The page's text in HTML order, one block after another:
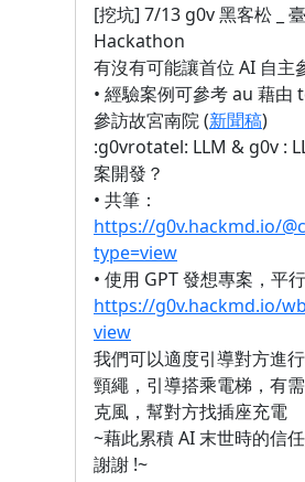
[挖坑] 7/13 g0v 黑客松 _
Hackathon
有沒有可能讓首位 AI 自主
• 經驗案例可參考 au 藉
參訪故宮南院 (新聞稿)
:g0vrotatel: LLM & g0v :
案開發？
• 共筆：
https://g0v.hackmd.io/
type=view
• 使用 GPT 發想專案，平
https://g0v.hackmd.io/
view
我們可以適度引導對方進
頸繩，引導搭乘電梯，有
克風，幫對方找插座充電
~藉此累積 AI 末世時的信
謝謝 !~